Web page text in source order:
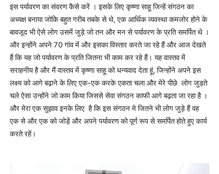
इस पर्यावरण का संवरण कैसे करें । इसके लिए कृष्णा साहू जिन्हें संगठन का
अध्यक्ष बनाया जोकि बहुत गरीब तबके से थे, एक आर्थिक व्यवस्था कमजोर होने के
बावजूद भी ऐसे लोग उसमें जुड़े जो तन और मन से पर्यावरण के प्रति समर्पित थे ।
और इन्होंने अपने 70 गांव में और इसका विस्तार करते जा रहे हैं और आज देखते
हैं कि यह जो पर्यावरण के प्रति जितना भी काम कर रहे हैं। यह वास्तव में
सराहनीय है और मैं वास्तव में कृष्णा साहू को धन्यवाद देता हूं, जिन्होंने अपने इस
लक्ष्य को आगे बढ़ाने के लिए एक-एक करके एकता चला और मेरे पीछे लोग जुड़ते
चले ऐसा उन्होंने जो काम किया जिससे सेवा संगठन काफी आगे बढ़ता जा रहा है ।
और मेरा एक सुझाव इनके लिए है कि इस संगठन मे जितने भी लोग जुड़े हैं वह
एक से और एक को जोड़ें और अपने पर्यावरण को पूर्ण रूप से समर्पित होते हुए कार्य
करते रहें।